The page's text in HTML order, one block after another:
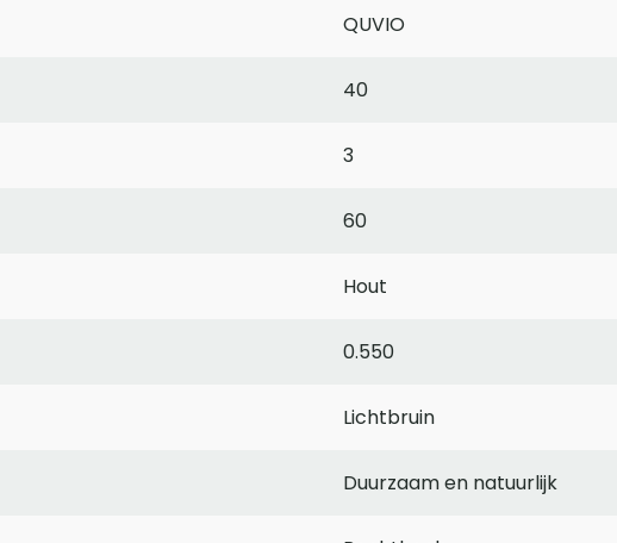
QUVIO
40
3
60
Hout
0.550
Lichtbruin
Duurzaam en natuurlijk